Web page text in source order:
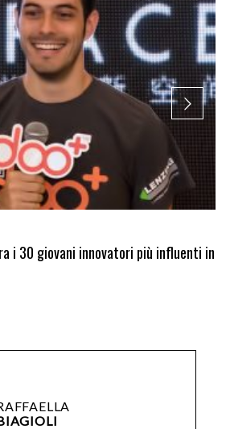
i 30 giovani innovatori più influenti in